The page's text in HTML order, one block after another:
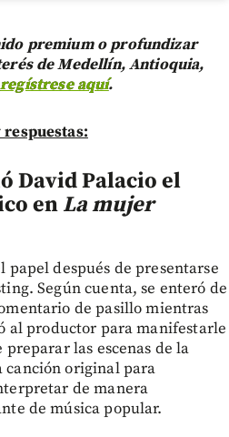
premium o profundizar
de Medellín, Antioquia,
regístrese aquí.
David Palacio el
en La mujer
papel después de presentarse
Según cuenta, se enteró de
de pasillo mientras
al productor para manifestarle
preparar las escenas de la
canción original para
de manera
de música popular.